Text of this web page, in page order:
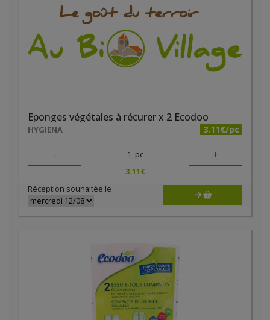
Eponges végétales à récurer x 2 Ecodoo
HYGIENA 3.11€/pc
- 1 pc +
3.11€
Réception souhaitée le